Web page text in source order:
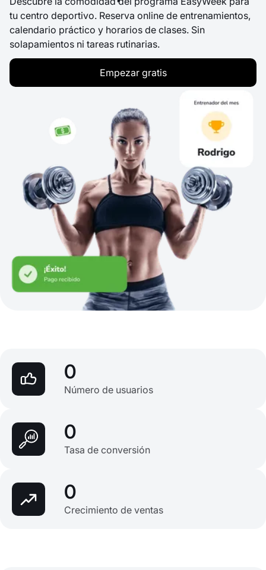
tu centro deportivo. Reserva online de entrenamientos,
calendario práctico y horarios de clases. Sin
solapamientos ni tareas rutinarias.
Empezar gratis
0
Número de usuarios
0
Tasa de conversión
0
Crecimiento de ventas